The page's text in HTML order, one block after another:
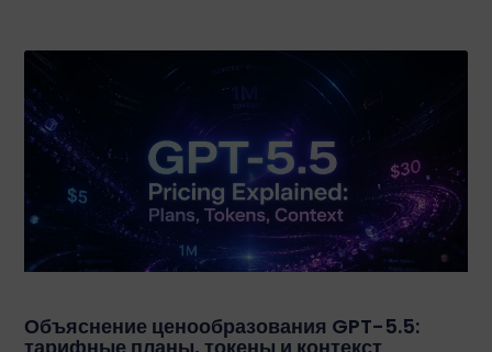
Объяснение ценообразования GPT-5.5: